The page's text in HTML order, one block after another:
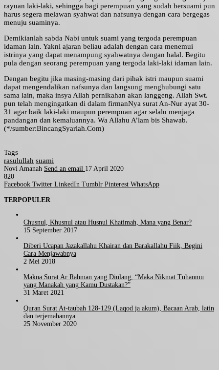
rayuan laki-laki, sehingga bagi perempuan yang sudah bersuami pun
harus segera melawan syahwat dan nafsunya dengan cara bergegas
menuju suaminya.
Demikianlah sabda Nabi untuk suami yang tergoda perempuan
idaman lain. Yakni ajaran beliau adalah dengan cara menemui
istrinya yang dapat menampung syahwatnya dengan halal. Begitu
pula dengan seorang perempuan yang tergoda laki-laki idaman lain.
Dengan begitu jika masing-masing dari pihak istri maupun suami
dapat mengendalikan nafsunya dan langsung menghubungi satu
sama lain, maka insya Allah pernikahan akan langgeng. Allah Swt.
pun telah mengingatkan di dalam firmanNya surat An-Nur ayat 30-
31 agar baik laki-laki maupun perempuan agar selalu menjaga
pandangan dan kemaluannya. Wa Allahu A’lam bis Shawab.
(*/sumber:BincangSyariah.Com)
Tags
rasulullah suami
Novi Amanah Send an email 17 April 2020
820
Facebook Twitter LinkedIn Tumblr Pinterest WhatsApp
TERPOPULER
Chusnul, Khusnul atau Husnul Khatimah, Mana yang Benar?
15 September 2017
Diberi Ucapan Jazakallahu Khairan dan Barakallahu Fiik, Begini
Cara Menjawabnya
2 Mei 2018
Makna Surat Ar Rahman yang Diulang, “Maka Nikmat Tuhanmu
yang Manakah yang Kamu Dustakan?”
31 Maret 2021
Quran Surat At-taubah 128-129 (Laqod ja akum), Bacaan Arab, latin
dan terjemahannya
25 November 2020